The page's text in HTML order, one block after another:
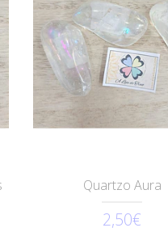
Quartzo Aura
2,50€